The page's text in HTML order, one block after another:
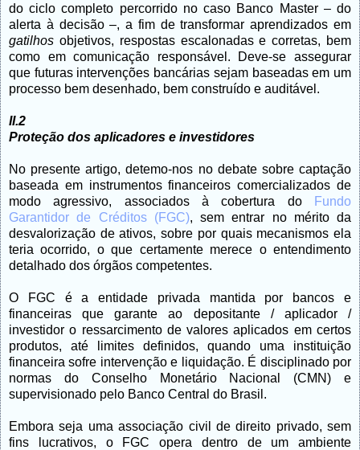
do ciclo completo percorrido no caso Banco Master – do
alerta à decisão –, a fim de transformar aprendizados em
gatilhos objetivos, respostas escalonadas e corretas, bem
como em comunicação responsável. Deve-se assegurar
que futuras intervenções bancárias sejam baseadas em um
processo bem desenhado, bem construído e auditável.
II.2
Proteção dos aplicadores e investidores
No presente artigo, detemo-nos no debate sobre captação
baseada em instrumentos financeiroscomercializados de
modo agressivo, associados à cobertura do
Fundo
Garantidor de Créditos (FGC), sem entrar no mérito da
desvalorização de ativos, sobre por quais mecanismos ela
teria ocorrido, o que certamente merece o entendimento
detalhado dos órgãos competentes.
O FGC é a entidade privada mantida por bancos e
financeiras que garante ao depositante / aplicador /
investidor o ressarcimento de valores aplicados em certos
produtos, até limites definidos, quando uma instituição
financeira sofre intervenção e liquidação. É disciplinado por
normas do Conselho Monetário Nacional (CMN) e
supervisionado pelo Banco Central do Brasil.
Embora seja umaassociação civil de direito privado, sem
fins lucrativos, o FGC opera dentro de um ambiente